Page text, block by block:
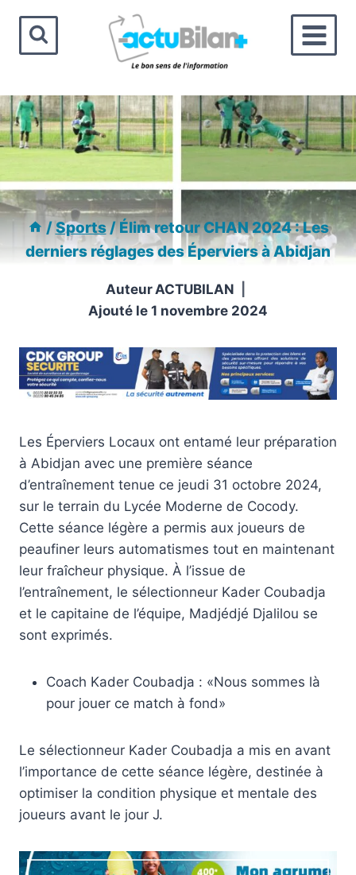
contenu
/Sports/Élim retour CHAN 2024 : Les
derniers réglages des Éperviers à Abidjan
Auteur ACTUBILAN
Ajouté le 1 novembre 2024
Les Éperviers Locaux ont entamé leur préparation
à Abidjan avec une première séance
d’entraînement tenue ce jeudi 31 octobre 2024,
sur le terrain du Lycée Moderne de Cocody.
Cette séance légère a permis aux joueurs de
peaufiner leurs automatismes tout en maintenant
leur fraîcheur physique. À l’issue de
l’entraînement, le sélectionneur Kader Coubadja
et le capitaine de l’équipe, Madjédjé Djalilou se
sont exprimés.
Coach Kader Coubadja : «Nous sommes là
pour jouer ce match à fond»
Le sélectionneur Kader Coubadja a mis en avant
l’importance de cette séance légère, destinée à
optimiser la condition physique et mentale des
joueurs avant le jour J.